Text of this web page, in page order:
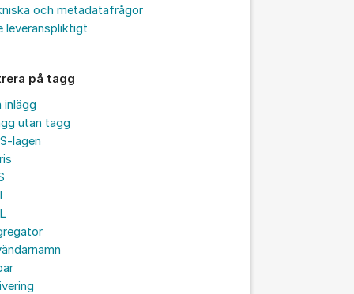
och metadatafrågor
leveranspliktigt
på tagg
inlägg
utan tagg
lagen